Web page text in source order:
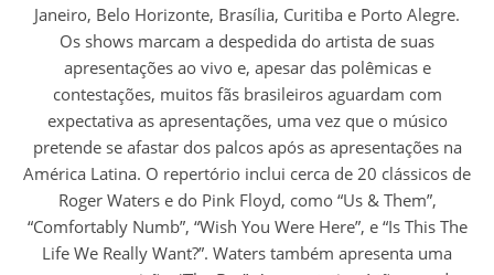
Janeiro, Belo Horizonte, Brasília, Curitiba e Porto Alegre.
Os shows marcam a despedida do artista de suas
apresentações ao vivo e, apesar das polêmicas e
contestações, muitos fãs brasileiros aguardam com
expectativa as apresentações, uma vez que o músico
pretende se afastar dos palcos após as apresentações na
América Latina. O repertório inclui cerca de 20 clássicos de
Roger Waters e do Pink Floyd, como “Us & Them”,
“Comfortably Numb”, “Wish You Were Here”, e “Is This The
Life We Really Want?”. Waters também apresenta uma